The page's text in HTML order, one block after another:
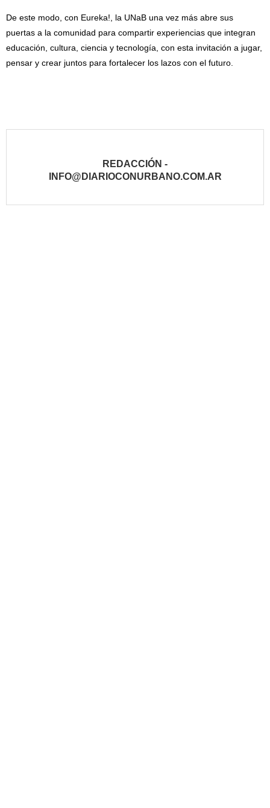
De este modo, con Eureka!, la UNaB una vez más abre sus
puertas a la comunidad para compartir experiencias que integran
educación, cultura, ciencia y tecnología, con esta invitación a jugar,
pensar y crear juntos para fortalecer los lazos con el futuro.
REDACCIÓN -
INFO@DIARIOCONURBANO.COM.AR